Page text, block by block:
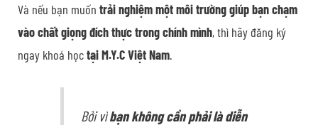
Và nếu bạn muốn trải nghiệm một môi trường giúp bạn chạm
vào chất giọng đích thực trong chính mình, thì hãy đăng ký
ngay khoá họctại M.Y.C Việt Nam.
Bởi vìbạn không cần phải là diễn